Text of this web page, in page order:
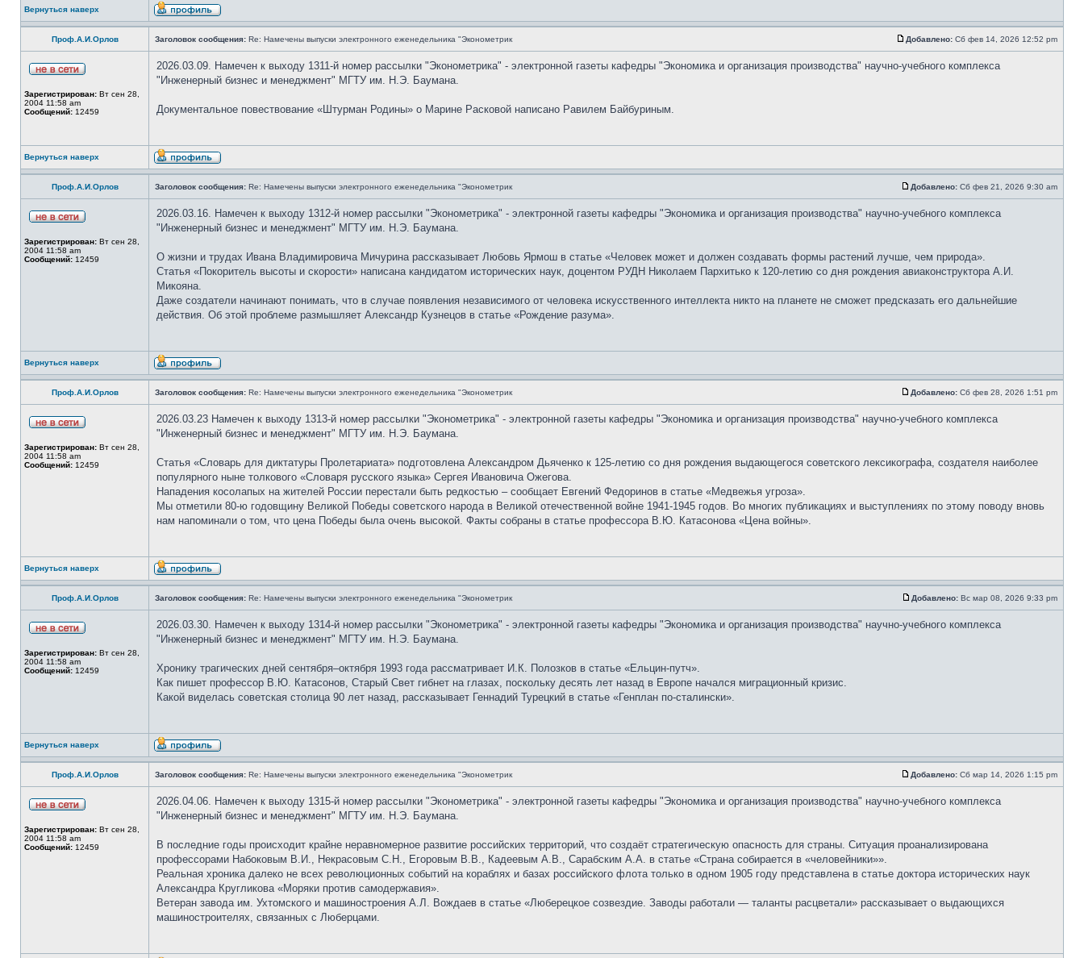
Вернуться наверх
Проф.А.И.Орлов Заголовок сообщения: Re: Намечены выпуски электронного еженедельника "Эконометрик Добавлено: Сб фев 14, 2026 12:52 pm
Зарегистрирован: Вт сен 28,
2004 11:58 am
Сообщений: 12459
2026.03.09. Намечен к выходу 1311-й номер рассылки "Эконометрика" - электронной газеты кафедры "Экономика и организация производства" научно-учебного комплекса
"Инженерный бизнес и менеджмент" МГТУ им. Н.Э. Баумана.
Документальное повествование «Штурман Родины» о Марине Расковой написано Равилем Байбуриным.
Вернуться наверх
Проф.А.И.Орлов Заголовок сообщения: Re: Намечены выпуски электронного еженедельника "Эконометрик Добавлено: Сб фев 21, 2026 9:30 am
Зарегистрирован: Вт сен 28,
2004 11:58 am
Сообщений: 12459
2026.03.16. Намечен к выходу 1312-й номер рассылки "Эконометрика" - электронной газеты кафедры "Экономика и организация производства" научно-учебного комплекса
"Инженерный бизнес и менеджмент" МГТУ им. Н.Э. Баумана.
О жизни и трудах Ивана Владимировича Мичурина рассказывает Любовь Ярмош в статье «Человек может и должен создавать формы растений лучше, чем природа».
Статья «Покоритель высоты и скорости» написана кандидатом исторических наук, доцентом РУДН Николаем Пархитько к 120-летию со дня рождения авиаконструктора А.И.
Микояна.
Даже создатели начинают понимать, что в случае появления независимого от человека искусственного интеллекта никто на планете не сможет предсказать его дальнейшие
действия. Об этой проблеме размышляет Александр Кузнецов в статье «Рождение разума».
Вернуться наверх
Проф.А.И.Орлов Заголовок сообщения: Re: Намечены выпуски электронного еженедельника "Эконометрик Добавлено: Сб фев 28, 2026 1:51 pm
Зарегистрирован: Вт сен 28,
2004 11:58 am
Сообщений: 12459
2026.03.23 Намечен к выходу 1313-й номер рассылки "Эконометрика" - электронной газеты кафедры "Экономика и организация производства" научно-учебного комплекса
"Инженерный бизнес и менеджмент" МГТУ им. Н.Э. Баумана.
Статья «Словарь для диктатуры Пролетариата» подготовлена Александром Дьяченко к 125-летию со дня рождения выдающегося советского лексикографа, создателя наиболее
популярного ныне толкового «Словаря русского языка» Сергея Ивановича Ожегова.
Нападения косолапых на жителей России перестали быть редкостью – сообщает Евгений Федоринов в статье «Медвежья угроза».
Мы отметили 80-ю годовщину Великой Победы советского народа в Великой отечественной войне 1941-1945 годов. Во многих публикациях и выступлениях по этому поводу вновь
нам напоминали о том, что цена Победы была очень высокой. Факты собраны в статье профессора В.Ю. Катасонова «Цена войны».
Вернуться наверх
Проф.А.И.Орлов Заголовок сообщения: Re: Намечены выпуски электронного еженедельника "Эконометрик Добавлено: Вс мар 08, 2026 9:33 pm
Зарегистрирован: Вт сен 28,
2004 11:58 am
Сообщений: 12459
2026.03.30. Намечен к выходу 1314-й номер рассылки "Эконометрика" - электронной газеты кафедры "Экономика и организация производства" научно-учебного комплекса
"Инженерный бизнес и менеджмент" МГТУ им. Н.Э. Баумана.
Хронику трагических дней сентября–октября 1993 года рассматривает И.К. Полозков в статье «Ельцин-путч».
Как пишет профессор В.Ю. Катасонов, Старый Свет гибнет на глазах, поскольку десять лет назад в Европе начался миграционный кризис.
Какой виделась советская столица 90 лет назад, рассказывает Геннадий Турецкий в статье «Генплан по-сталински».
Вернуться наверх
Проф.А.И.Орлов Заголовок сообщения: Re: Намечены выпуски электронного еженедельника "Эконометрик Добавлено: Сб мар 14, 2026 1:15 pm
Зарегистрирован: Вт сен 28,
2004 11:58 am
Сообщений: 12459
2026.04.06. Намечен к выходу 1315-й номер рассылки "Эконометрика" - электронной газеты кафедры "Экономика и организация производства" научно-учебного комплекса
"Инженерный бизнес и менеджмент" МГТУ им. Н.Э. Баумана.
В последние годы происходит крайне неравномерное развитие российских территорий, что создаёт стратегическую опасность для страны. Ситуация проанализирована
профессорами Набоковым В.И., Некрасовым С.Н., Егоровым В.В., Кадеевым А.В., Сарабским А.А. в статье «Страна собирается в «человейники»».
Реальная хроника далеко не всех революционных событий на кораблях и базах российского флота только в одном 1905 году представлена в статье доктора исторических наук
Александра Кругликова «Моряки против самодержавия».
Ветеран завода им. Ухтомского и машиностроения А.Л. Вождаев в статье «Люберецкое созвездие. Заводы работали — таланты расцветали» рассказывает о выдающихся
машиностроителях, связанных с Люберцами.